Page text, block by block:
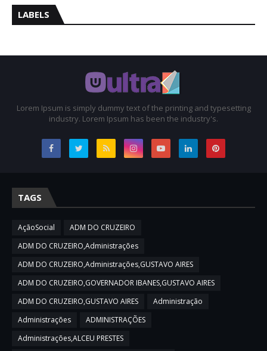
LABELS
Lorem Ipsum is simply dummy text of the printing and typesetting
industry. Lorem Ipsum has been the industry's.
TAGS
AçãoSocial
ADM DO CRUZEIRO
ADM DO CRUZEIRO,Administrações
ADM DO CRUZEIRO,Administrações,GUSTAVO AIRES
ADM DO CRUZEIRO,GOVERNADOR IBANES,GUSTAVO AIRES
ADM DO CRUZEIRO,GUSTAVO AIRES
Administração
Administrações
ADMINISTRAÇÕES
Administrações,ALCEU PRESTES